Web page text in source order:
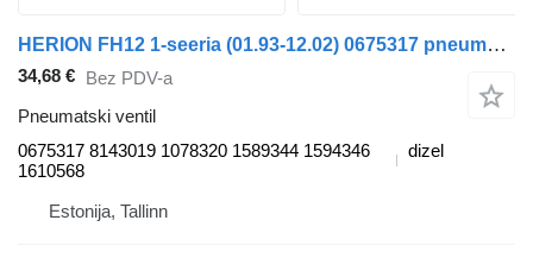
HERION FH12 1-seeria (01.93-12.02) 0675317 pneumatski ventil za Volvo FH12, FH16, NH12, FH, VNL780 (1993-2014) kamiona
34,68 € Bez PDV-a
Pneumatski ventil
0675317 8143019 1078320 1589344 1594346
1610568
dizel
Estonija, Tallinn